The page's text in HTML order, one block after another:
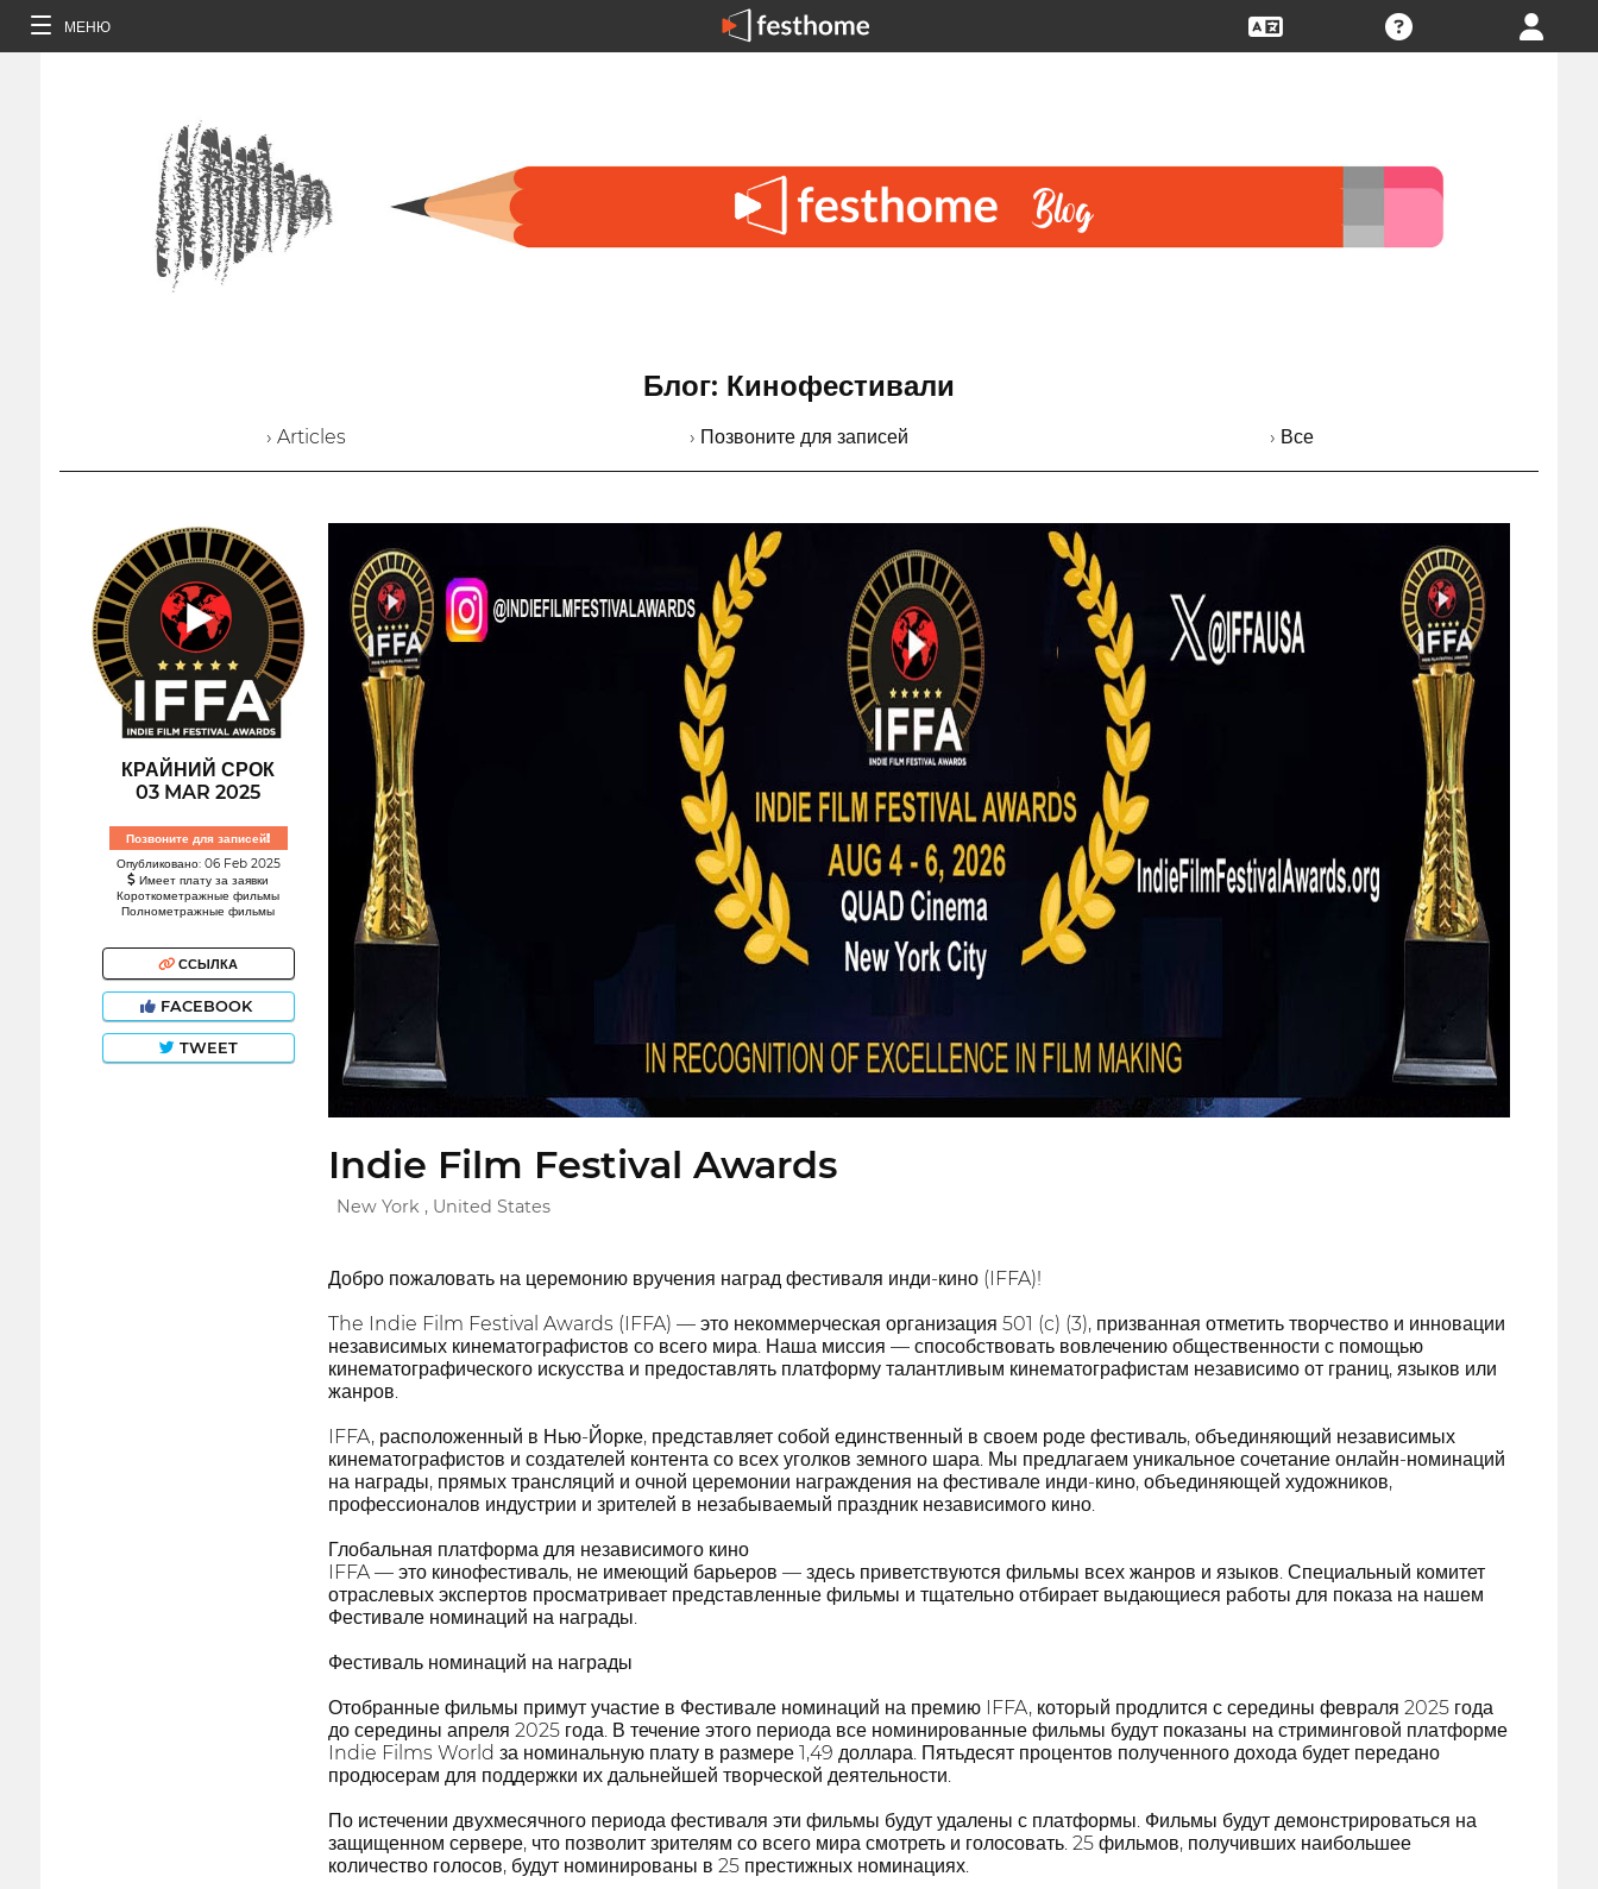
МЕНЮ
Блог: Кинофестивали
› Articles › Позвоните для записей › Все
КРАЙНИЙ СРОК
03 MAR 2025
Позвоните для записей!
Опубликовано: 06 Feb 2025
Имеет плату за заявки
Короткометражные фильмы
Полнометражные фильмы
ССЫЛКА
FACEBOOK
TWEET
Indie Film Festival Awards
New York , United States
Добро пожаловать на церемонию вручения наград фестиваля инди-кино (IFFA)!
The Indie Film Festival Awards (IFFA) — это некоммерческая организация 501 (c) (3), призванная отметить творчество и инновации
независимых кинематографистов со всего мира. Наша миссия — способствовать вовлечению общественности с помощью
кинематографического искусства и предоставлять платформу талантливым кинематографистам независимо от границ, языков или
жанров.
IFFA, расположенный в Нью-Йорке, представляет собой единственный в своем роде фестиваль, объединяющий независимых
кинематографистов и создателей контента со всех уголков земного шара. Мы предлагаем уникальное сочетание онлайн-номинаций
на награды, прямых трансляций и очной церемонии награждения на фестивале инди-кино, объединяющей художников,
профессионалов индустрии и зрителей в незабываемый праздник независимого кино.
Глобальная платформа для независимого кино
IFFA — это кинофестиваль, не имеющий барьеров — здесь приветствуются фильмы всех жанров и языков. Специальный комитет
отраслевых экспертов просматривает представленные фильмы и тщательно отбирает выдающиеся работы для показа на нашем
Фестивале номинаций на награды.
Фестиваль номинаций на награды
Отобранные фильмы примут участие в Фестивале номинаций на премию IFFA, который продлится с середины февраля 2025 года
до середины апреля 2025 года. В течение этого периода все номинированные фильмы будут показаны на стриминговой платформе
Indie Films World за номинальную плату в размере 1,49 доллара. Пятьдесят процентов полученного дохода будет передано
продюсерам для поддержки их дальнейшей творческой деятельности.
По истечении двухмесячного периода фестиваля эти фильмы будут удалены с платформы. Фильмы будут демонстрироваться на
защищенном сервере, что позволит зрителям со всего мира смотреть и голосовать. 25 фильмов, получивших наибольшее
количество голосов, будут номинированы в 25 престижных номинациях.